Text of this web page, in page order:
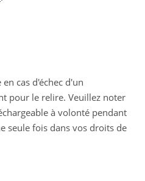
cas d'échec d'un
pour le relire. Veuillez noter
à volonté pendant
seule fois dans vos droits de